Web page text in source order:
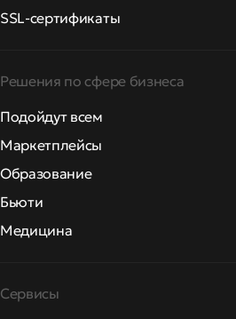
SSL-сертификаты
Решения по сфере бизнеса
Подойдут всем
Маркетплейсы
Образование
Бьюти
Медицина
Сервисы